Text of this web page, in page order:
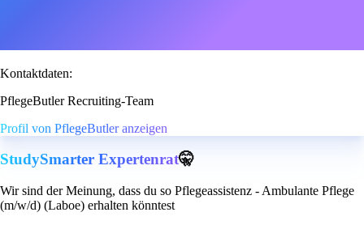
Kontaktdaten:
PflegeButler Recruiting-Team
Profil von PflegeButler anzeigen
StudySmarter Expertenrat🤫
Wir sind der Meinung, dass du so Pflegeassistenz - Ambulante Pflege
(m/w/d) (Laboe) erhalten könntest